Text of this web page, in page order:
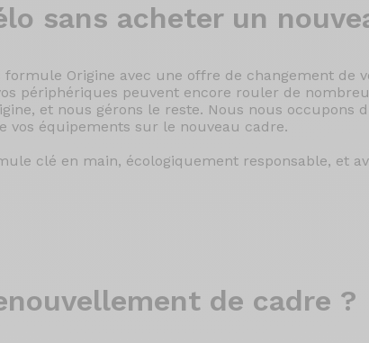
sans acheter un
formule Origine avec une offre de changement de
périphériques peuvent encore rouler de
et nous gérons le reste. Nous nous occupons
vos équipements sur le nouveau cadre.
clé en main, écologiquement responsable, et
de cadre ?